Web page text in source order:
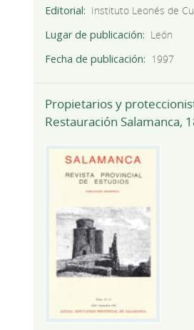
Editorial
Instituto Leonés de
Lugar de publicación
León
Fecha de publicación
1997
Propietarios y
Restauración Salamanca,